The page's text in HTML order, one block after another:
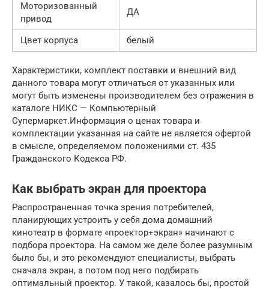
Моторизованный
привод
ДА
Цвет корпуса белый
Xарактеристики, комплект поставки и внешний вид
данного товара могут отличаться от указанных или
могут быть изменены производителем без отражения в
каталоге НИКС — Компьютерный
Супермаркет.Информация о ценах товара и
комплектации указанная на сайте не является офертой
в смысле, определяемом положениями ст. 435
Гражданского Кодекса РФ.
Как выбрать экран для проектора
Распространенная точка зрения потребителей,
планирующих устроить у себя дома домашний
кинотеатр в формате «проектор+экран» начинают с
подбора проектора. На самом же деле более разумным
было бы, и это рекомендуют специалисты, выбрать
сначала экран, а потом под него подбирать
оптимальный проектор. У такой, казалось бы, простой